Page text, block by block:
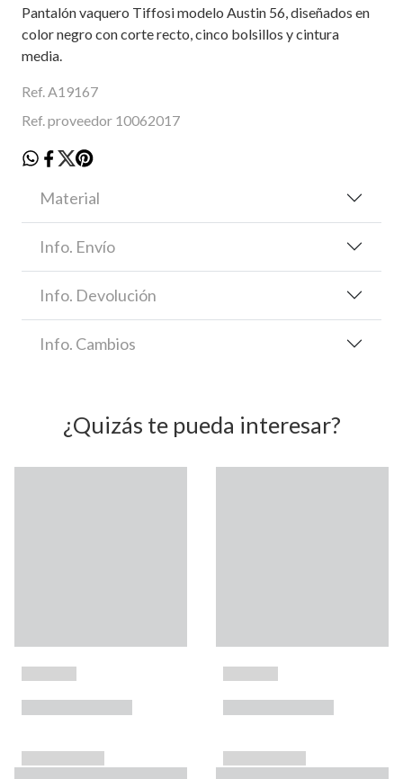
Pantalón vaquero Tiffosi modelo Austin 56, diseñados en
color negro con corte recto, cinco bolsillos y cintura
media.
Ref. A19167
Ref. proveedor 10062017
Material
Info. Envío
Info. Devolución
Info. Cambios
¿Quizás te pueda interesar?